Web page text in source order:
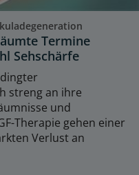
Termine
Sehschärfe
streng an ihre
und
Therapie gehen einer
Verlust an